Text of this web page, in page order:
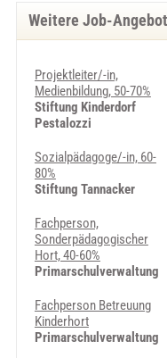
Weitere Job-
Projektleiter/-in,
Medienbildung, 50-70%
Stiftung Kinderdorf
Pestalozzi
Sozialpädagoge/-in, 60-
80%
Stiftung Tannacker
Fachperson,
Sonderpädagogischer
Hort, 40-60%
Primarschulverwaltung
Fachperson Betreuung
Kinderhort
Primarschulverwaltung